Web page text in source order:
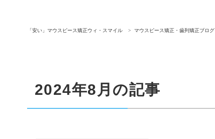
「安い」マウスピース矯正ウィ・スマイル マウスピース矯正・歯列矯正ブログ
2024年8月の記事